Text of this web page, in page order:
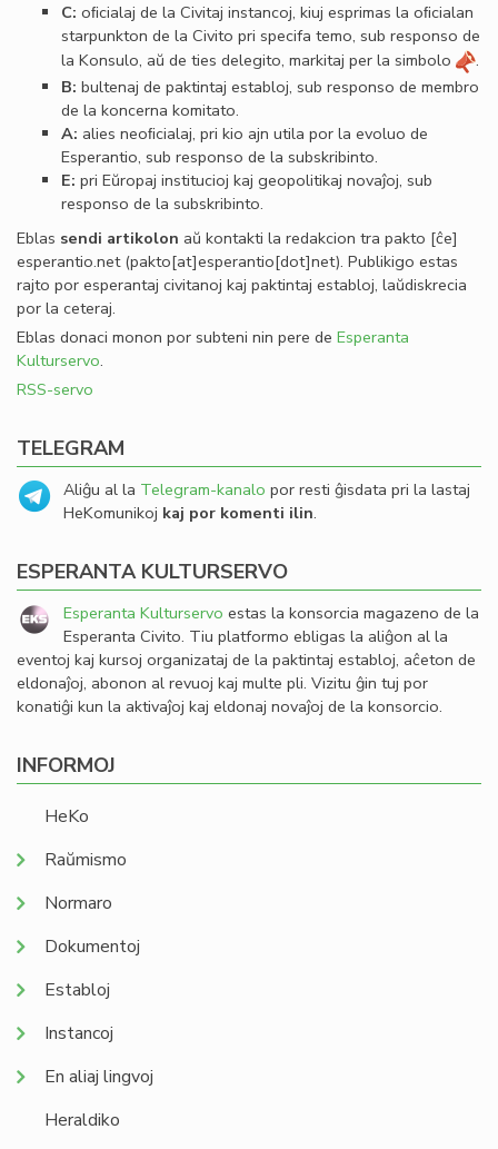
C: oﬁcialaj de la Civitaj instancoj, kiuj esprimas la oﬁcialan
starpunkton de la Civito pri specifa temo, sub responso de
la Konsulo, aŭ de ties delegito, markitaj per la simbolo
.
B: bultenaj de paktintaj establoj, sub responso de membro
de la koncerna komitato.
A: alies neoﬁcialaj, pri kio ajn utila por la evoluo de
Esperantio, sub responso de la subskribinto.
E: pri Eŭropaj institucioj kaj geopolitikaj novaĵoj, sub
responso de la subskribinto.
Eblas sendi artikolon aŭ kontakti la redakcion tra pakto [ĉe]
esperantio.net(pakto[at]esperantio[dot]net). Publikigo estas
rajto por esperantaj civitanoj kaj paktintaj establoj, laŭdiskrecia
por la ceteraj.
Eblas donaci monon por subteni nin pere de Esperanta
Kulturservo.
RSS-servo
TELEGRAM
Aliĝu al la Telegram-kanalo por resti ĝisdata pri la lastaj
HeKomunikoj kaj por komenti ilin.
ESPERANTA KULTURSERVO
Esperanta Kulturservo estas la konsorcia magazeno de la
Esperanta Civito. Tiu platformo ebligas la aliĝon al la
eventoj kaj kursoj organizataj de la paktintaj establoj, aĉeton de
eldonaĵoj, abonon al revuoj kaj multe pli. Vizitu ĝin tuj por
konatiĝi kun la aktivaĵoj kaj eldonaj novaĵoj de la konsorcio.
INFORMOJ
HeKo
Raŭmismo
Normaro
Dokumentoj
Establoj
Instancoj
En aliaj lingvoj
Heraldiko